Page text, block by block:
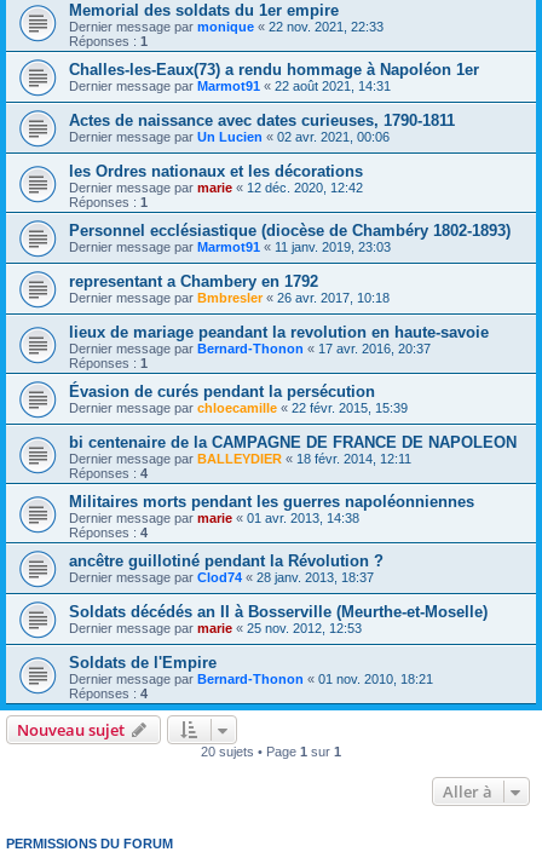
Memorial des soldats du 1er empire
Dernier message par monique « 22 nov. 2021, 22:33
Réponses : 1
Challes-les-Eaux(73) a rendu hommage à Napoléon 1er
Dernier message par Marmot91 « 22 août 2021, 14:31
Actes de naissance avec dates curieuses, 1790-1811
Dernier message par Un Lucien « 02 avr. 2021, 00:06
les Ordres nationaux et les décorations
Dernier message par marie « 12 déc. 2020, 12:42
Réponses : 1
Personnel ecclésiastique (diocèse de Chambéry 1802-1893)
Dernier message par Marmot91 « 11 janv. 2019, 23:03
representant a Chambery en 1792
Dernier message par Bmbresler« 26 avr. 2017, 10:18
lieux de mariage peandant la revolution en haute-savoie
Dernier message par Bernard-Thonon « 17 avr. 2016, 20:37
Réponses : 1
Évasion de curés pendant la persécution
Dernier message par chloecamille « 22 févr. 2015, 15:39
bi centenaire de la CAMPAGNE DE FRANCE DE NAPOLEON
Dernier message par BALLEYDIER « 18 févr. 2014, 12:11
Réponses : 4
Militaires morts pendant les guerres napoléonniennes
Dernier message par marie « 01 avr. 2013, 14:38
Réponses : 4
ancêtre guillotiné pendant la Révolution ?
Dernier message par Clod74 « 28 janv. 2013, 18:37
Soldats décédés an II à Bosserville (Meurthe-et-Moselle)
Dernier message par marie « 25 nov. 2012, 12:53
Soldats de l'Empire
Dernier message par Bernard-Thonon « 01 nov. 2010, 18:21
Réponses : 4
Nouveau sujet
20 sujets • Page 1 sur 1
Aller à
PERMISSIONS DU FORUM